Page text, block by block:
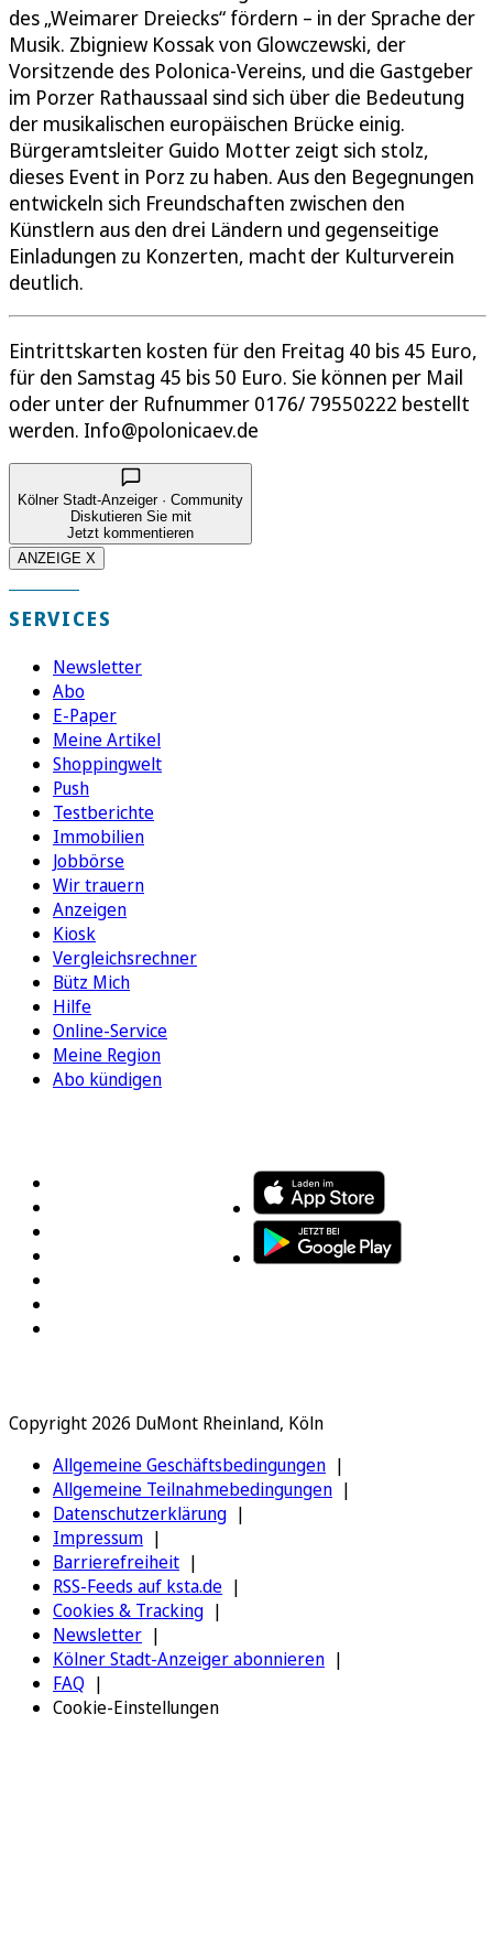
des „Weimarer Dreiecks“ fördern – in der Sprache der
Musik. Zbigniew Kossak von Glowczewski, der
Vorsitzende des Polonica-Vereins, und die Gastgeber
im Porzer Rathaussaal sind sich über die Bedeutung
der musikalischen europäischen Brücke einig.
Bürgeramtsleiter Guido Motter zeigt sich stolz,
dieses Event in Porz zu haben. Aus den Begegnungen
entwickeln sich Freundschaften zwischen den
Künstlern aus den drei Ländern und gegenseitige
Einladungen zu Konzerten, macht der Kulturverein
deutlich.
Eintrittskarten kosten für den Freitag 40 bis 45 Euro,
für den Samstag 45 bis 50 Euro. Sie können per Mail
oder unter der Rufnummer 0176/ 79550222 bestellt
werden. Info@polonicaev.de
Kölner Stadt-Anzeiger · Community
Diskutieren Sie mit
Jetzt kommentieren
ANZEIGE X
SERVICES
Newsletter
Abo
E-Paper
Meine Artikel
Shoppingwelt
Push
Testberichte
Immobilien
Jobbörse
Wir trauern
Anzeigen
Kiosk
Vergleichsrechner
Bütz Mich
Hilfe
Online-Service
Meine Region
Abo kündigen
Copyright 2026 DuMont Rheinland, Köln
Allgemeine Geschäftsbedingungen
Allgemeine Teilnahmebedingungen
Datenschutzerklärung
Impressum
Barrierefreiheit
RSS-Feeds auf ksta.de
Cookies & Tracking
Newsletter
Kölner Stadt-Anzeiger abonnieren
FAQ
Cookie-Einstellungen